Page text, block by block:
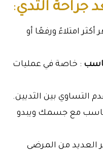
جراحة الثدي:
امتلاءً ورفعًا أو
: خاصة في عمليات
التساوي بين الثديين.
مع جسمك ويبدو
العديد من المرضى